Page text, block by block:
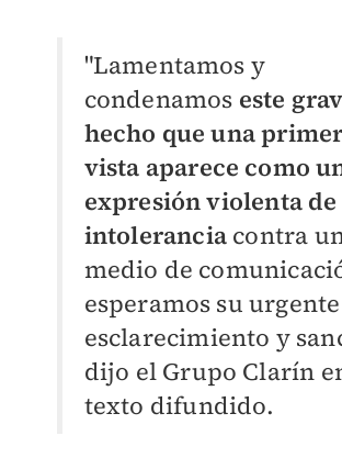
"Lamentamos y
condenamos este
hecho que una
vista aparece como
expresión violenta de
intoleranciacontra
medio de
esperamos su urgente
esclarecimiento y
dijo el Grupo Clarín
texto difundido.